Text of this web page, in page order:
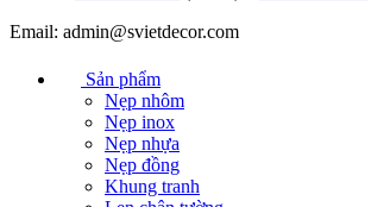
Email: admin@svietdecor.com
Sản phẩm
Nẹp nhôm
Nẹp inox
Nẹp nhựa
Nẹp đồng
Khung tranh